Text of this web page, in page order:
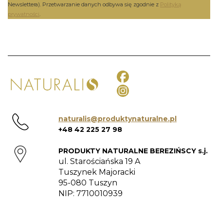
Newslettera). Przetwarzanie danych odbywa się zgodnie z Polityką
prywatności
naturalis@produktynaturalne.pl
+48 42 225 27 98
PRODUKTY NATURALNE BEREZIŃSCY s.j.
ul. Starościańska 19 A
Tuszynek Majoracki
95-080 Tuszyn
NIP: 7710010939